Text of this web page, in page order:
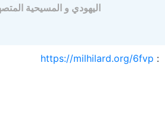
اليهودي و المسيحية
:
https://milhilard.org/6fvp